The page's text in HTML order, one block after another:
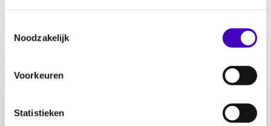
Noodzakelijk
Voorkeuren
Statistieken
De professionele wortels van Connie Eli liggen
in communicatie en marketing. Tijdens haar
loopbaan ontwikkelde zij zich verder in de
organisatie-ontwikkeling en klantgericht